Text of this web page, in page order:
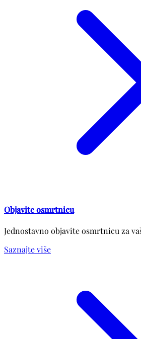
Objavite osmrtnicu
Jednostavno objavite osmrtnicu za
Saznajte više